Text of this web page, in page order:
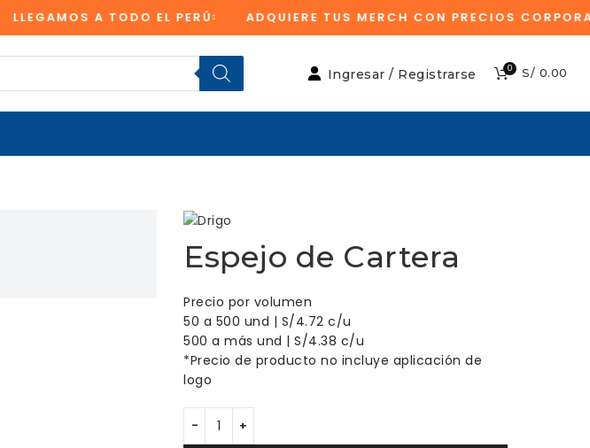
LLEGAMOS A TODO EL PERÚ ADQUIERE TUS MERCH CON PRECIOS
Ingresar / Registrarse 0 S/ 0.00
Espejo de Cartera
Precio por volumen
50 a 500 und | S/4.72 c/u
500 a más und | S/4.38 c/u
*Precio de producto no incluye aplicación de
logo